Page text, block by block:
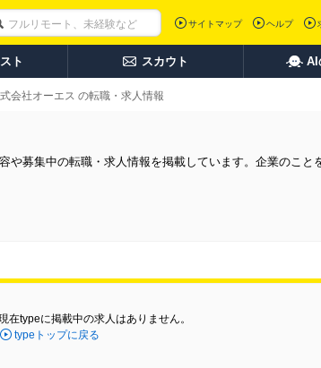
サイトマップ ヘルプ
ト スカウト AI
会社オーエス の転職・求人情報
や募集中の転職・求人情報を掲載しています。企業のこと
在typeに掲載中の求人はありません。
typeトップに戻る